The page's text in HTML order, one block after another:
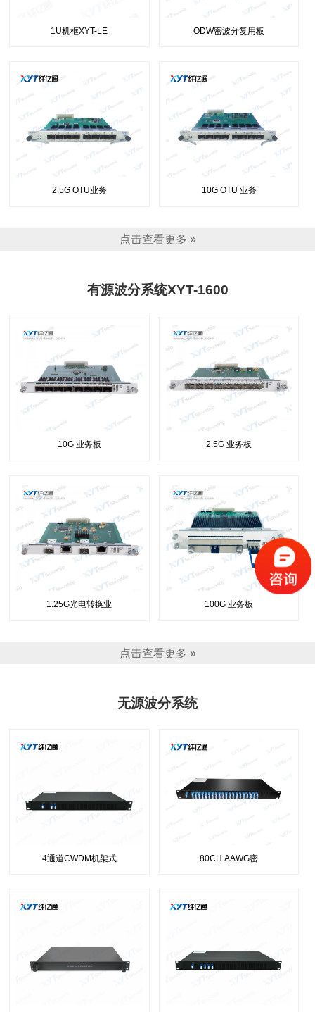
1U机框XYT-LE ODW密波分复用板
2.5G OTU业务 10G OTU 业务
点击查看更多 »
有源波分系统XYT-1600
10G 业务板 2.5G 业务板
1.25G光电转换业 100G 业务板
点击查看更多 »
无源波分系统
4通道CWDM机架式 80CH AAWG密